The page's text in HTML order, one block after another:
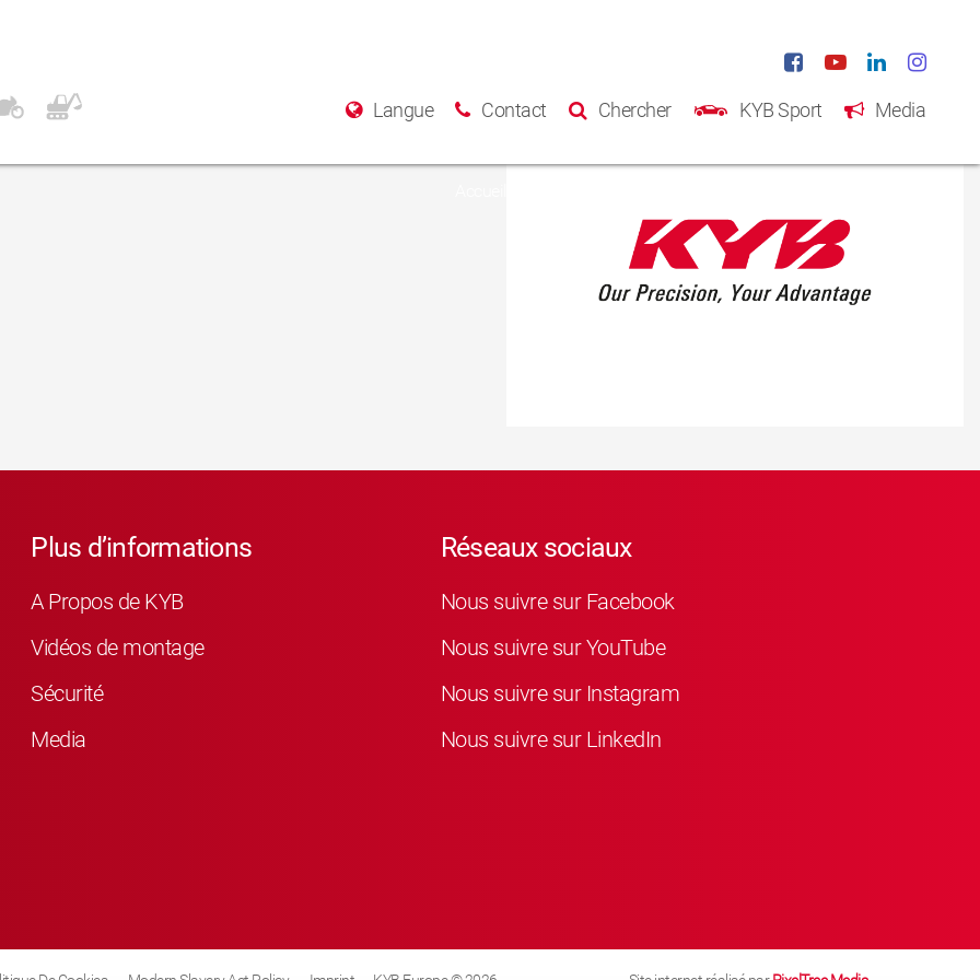
Langue Contact Chercher KYB Sport Media
Plus d’informations
A Propos de KYB
Vidéos de montage
Sécurité
Media
Réseaux sociaux
Nous suivre sur Facebook
Nous suivre sur YouTube
Nous suivre sur Instagram
Nous suivre sur LinkedIn